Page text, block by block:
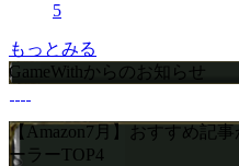
5
もっとみる
GameWithからのお知らせ
【Amazon7月】おすすめ記
ーラーTOP4